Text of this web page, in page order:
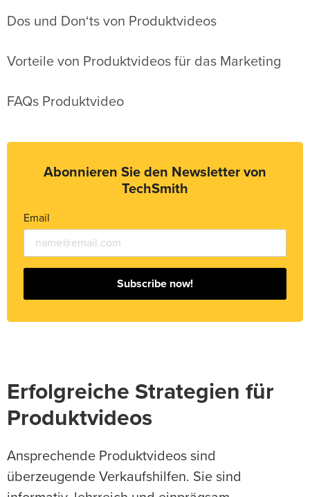
Dos und Don‘ts von Produktvideos
Vorteile von Produktvideos für das Marketing
FAQs Produktvideo
Abonnieren Sie den Newsletter von
TechSmith
Email
Subscribe now!
Erfolgreiche Strategien für
Produktvideos
Ansprechende Produktvideos sind
überzeugende Verkaufshilfen. Sie sind